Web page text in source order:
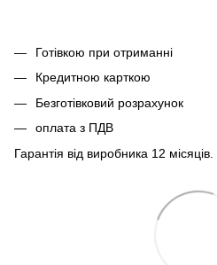
Готівкою при отриманні
Кредитною карткою
Безготівковий розрахунок
оплата з ПДВ
Гарантія від виробника 12 місяців.